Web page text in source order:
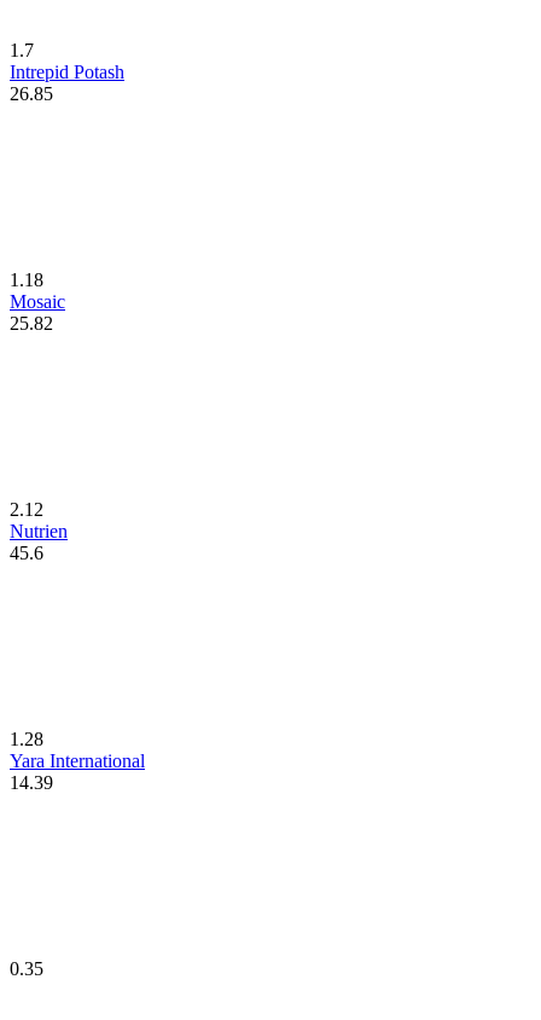
1.7
Intrepid Potash
26.85
1.18
Mosaic
25.82
2.12
Nutrien
45.6
1.28
Yara International
14.39
0.35